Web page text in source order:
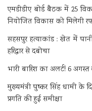
एमडीडीए बोर्ड बैठक में 25
नियोजित विकास को मिलेगी
सहसपुर हत्याकांड : खेत में
हरिद्वार से दबोचा
भारी बारिश का अलर्ट! 6
मुख्यमंत्री पुष्कर सिंह धामी के
प्रगति की हुई समीक्षा